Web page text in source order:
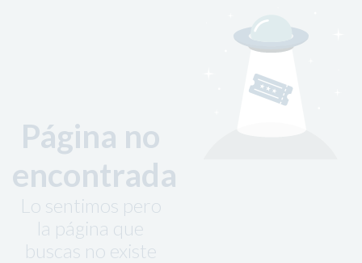
Página no
encontrada
Lo sentimos pero
la página que
buscas no existe